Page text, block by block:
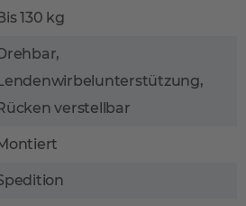
130 kg
verstellbar